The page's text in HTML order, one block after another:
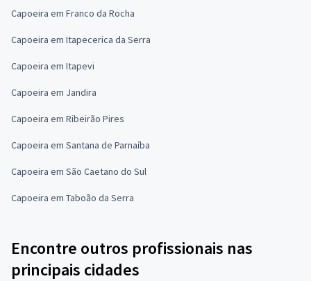
Capoeira em Franco da Rocha
Capoeira em Itapecerica da Serra
Capoeira em Itapevi
Capoeira em Jandira
Capoeira em Ribeirão Pires
Capoeira em Santana de Parnaíba
Capoeira em São Caetano do Sul
Capoeira em Taboão da Serra
Encontre outros profissionais nas
principais cidades